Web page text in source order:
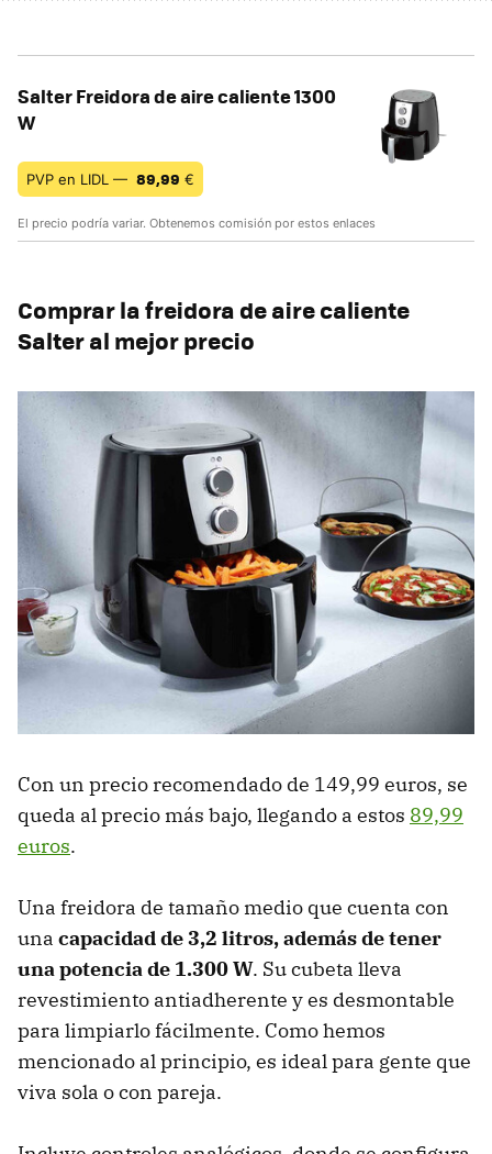
Salter Freidora de aire caliente 1300
W
PVP en LIDL — 89,99 €
El precio podría variar. Obtenemos comisión por estos enlaces
Comprar la freidora de aire caliente
Salter al mejor precio
Con un precio recomendado de 149,99 euros, se
queda al precio más bajo, llegando a estos 89,99
euros.
Una freidora de tamaño medio que cuenta con
una capacidad de 3,2 litros, además de tener
una potencia de 1.300 W. Su cubeta lleva
revestimiento antiadherente y es desmontable
para limpiarlo fácilmente. Como hemos
mencionado al principio, es ideal para gente que
viva sola o con pareja.